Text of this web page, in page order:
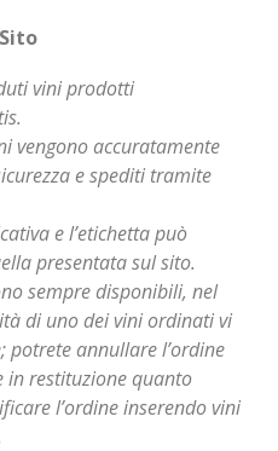
vini prodotti
vengono accuratamente
e spediti tramite
e l’etichetta può
presentata sul sito.
sempre disponibili, nel
di uno dei vini ordinati vi
annullare l’ordine
in restituzione quanto
l’ordine inserendo vini